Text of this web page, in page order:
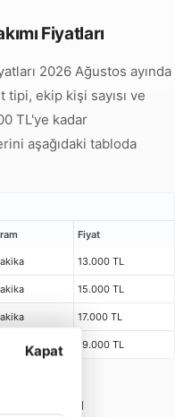
Kapat
Fiyatları
2026 Ağustos ayında
tipi, ekip kişi sayısı ve
TL'ye kadar
aşağıdaki tabloda
Fiyat
13.000 TL
15.000 TL
17.000 TL
19.000 TL
Takımı